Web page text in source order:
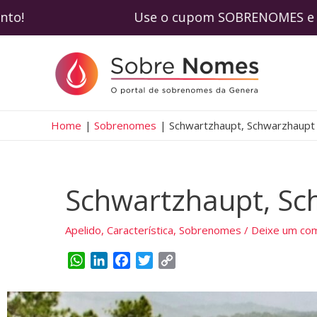
Use o cupom SOBRENOMES
Home Sobrenomes Schwartzhaupt, Schwarzhaupt
Schwartzhaupt,
Apelido, Característica, Sobrenomes / Deixe um
W
a
t
n
k
c
e
i
p